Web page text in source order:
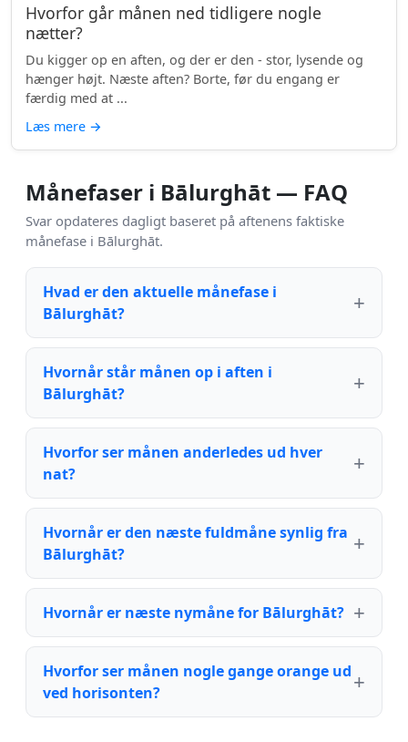
Hvorfor går månen ned tidligere nogle
nætter?
Du kigger op en aften, og der er den - stor, lysende og
hænger højt. Næste aften? Borte, før du engang er
færdig med at ...
Læs mere →
Månefaser i Bālurghāt — FAQ
Svar opdateres dagligt baseret på aftenens faktiske
månefase i Bālurghāt.
Hvad er den aktuelle månefase i
Bālurghāt?
Hvornår står månen op i aften i
Bālurghāt?
Hvorfor ser månen anderledes ud hver
nat?
Hvornår er den næste fuldmåne synlig fra
Bālurghāt?
Hvornår er næste nymåne for Bālurghāt?
Hvorfor ser månen nogle gange orange ud
ved horisonten?